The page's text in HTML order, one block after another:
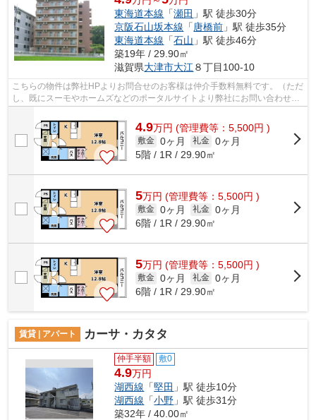
東海道本線 「瀬田 」駅 徒歩30分
京阪石山坂本線 「 唐橋前 」駅 徒歩35分
東海道本線 「石山 」駅 徒歩46分
築19年 / 29.90㎡
滋賀県大津市大江 ８丁目100-10
こちらの物件は弊社HPよりお問合せのお客様は仲介手数料無料です。（ただ
し、既にスーモやホームズなどのポータルサイトより弊社にお問い合わせを
4.9万円 (管理費等：5,500円 )
敷金 0ヶ月 礼金 0ヶ月
5階 / 1R / 29.90㎡
5万円 (管理費等：5,500円 )
敷金 0ヶ月 礼金 0ヶ月
6階 / 1R / 29.90㎡
5万円 (管理費等：5,500円 )
敷金 0ヶ月 礼金 0ヶ月
6階 / 1R / 29.90㎡
賃貸 | アパート カーサ・カタタ
仲手半額 敷0
4.9万円
湖西線 「堅田 」駅 徒歩10分
湖西線 「小野 」駅 徒歩31分
築32年 / 40.00㎡